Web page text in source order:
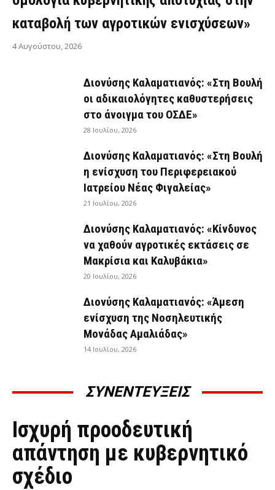
καταβολή των αγροτικών ενισχύσεων»
4 Αυγούστου, 2026
Διονύσης Καλαματιανός: «Στη Βουλή
οι αδικαιολόγητες καθυστερήσεις
στο άνοιγμα του ΟΣΔΕ»
28 Ιουλίου, 2026
Διονύσης Καλαματιανός: «Στη Βουλή
η ενίσχυση του Περιφερειακού
Ιατρείου Νέας Φιγαλείας»
21 Ιουλίου, 2026
Διονύσης Καλαματιανός: «Κίνδυνος
να χαθούν αγροτικές εκτάσεις σε
Μακρίσια και Καλυβάκια»
20 Ιουλίου, 2026
Διονύσης Καλαματιανός: «Άμεση
ενίσχυση της Νοσηλευτικής
Μονάδας Αμαλιάδας»
14 Ιουλίου, 2026
ΣΥΝΕΝΤΕΥΞΕΙΣ
ΣΥΝΕΝΤΕΎΞΕΙΣ
Ισχυρή προοδευτική
απάντηση με κυβερνητικό
σχέδιο